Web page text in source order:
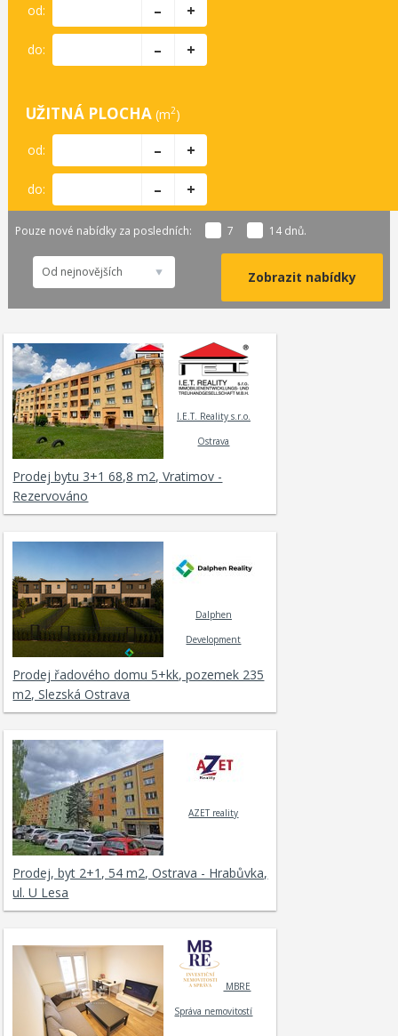
od: – +
do: – +
UŽITNÁ PLOCHA (m2)
od: – +
do: – +
Pouze nové nabídky za posledních: 7 14 dnů.
Od nejnovějších
I.E.T. Reality s.r.o.
Ostrava
Prodej bytu 3+1 68,8 m2, Vratimov -
Rezervováno
Dalphen
Development
Prodej řadového domu 5+kk, pozemek 235
m2, Slezská Ostrava
AZET reality
Prodej, byt 2+1, 54 m2, Ostrava - Hrabůvka,
ul. U Lesa
MBRE
Správa nemovitostí